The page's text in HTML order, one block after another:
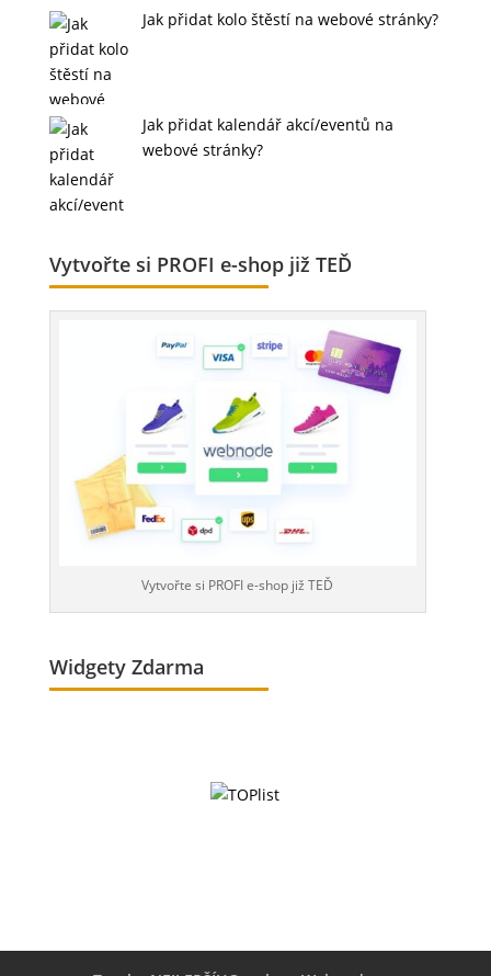
Jak přidat kolo štěstí na webové stránky?
Jak přidat kalendář akcí/eventů na
webové stránky?
Vytvořte si PROFI e-shop již TEĎ
Vytvořte si PROFI e-shop již TEĎ
Widgety Zdarma